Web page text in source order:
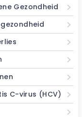
Gezondheid
C-virus (HCV)